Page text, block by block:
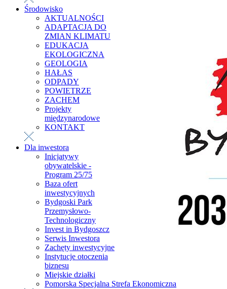
Środowisko
AKTUALNOŚCI
ADAPTACJA DO
ZMIAN KLIMATU
EDUKACJA
EKOLOGICZNA
GEOLOGIA
HAŁAS
ODPADY
POWIETRZE
ZACHEM
Projekty
międzynarodowe
KONTAKT
Dla inwestora
Inicjatywy
obywatelskie -
Program 25/75
Baza ofert
inwestycyjnych
Bydgoski Park
Przemysłowo-
Technologiczny
Invest in Bydgoszcz
Serwis Inwestora
Zachęty inwestycyjne
Instytucje otoczenia
biznesu
Miejskie działki
Pomorska Specjalna Strefa Ekonomiczna